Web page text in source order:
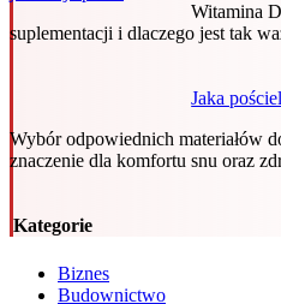
Witamina
suplementacji i dlaczego jest tak
Jaka
Wybór odpowiednich materiałów
znaczenie dla komfortu snu oraz
Kategorie
Biznes
Budownictwo